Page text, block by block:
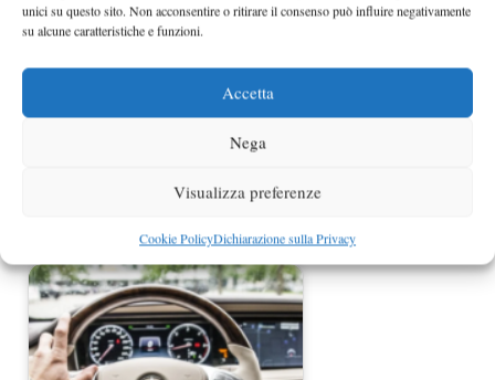
unici su questo sito. Non acconsentire o ritirare il consenso può influire negativamente
su alcune caratteristiche e funzioni.
Accetta
Nega
Visualizza preferenze
Cookie PolicyDichiarazione sulla Privacy
Scegliere un’auto usata oggi